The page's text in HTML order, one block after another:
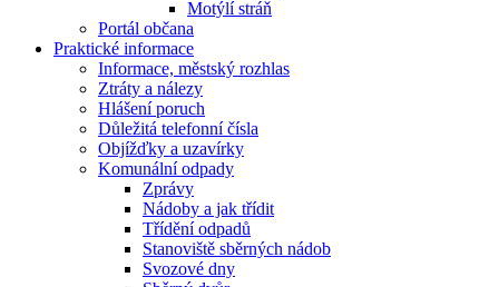
Motýlí stráň
Portál občana
Praktické informace
Informace, městský rozhlas
Ztráty a nálezy
Hlášení poruch
Důležitá telefonní čísla
Objížďky a uzavírky
Komunální odpady
Zprávy
Nádoby a jak třídit
Třídění odpadů
Stanoviště sběrných nádob
Svozové dny